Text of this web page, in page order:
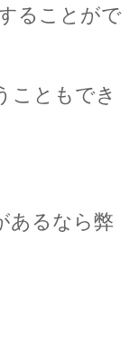
ることがで
こともでき
あるなら弊